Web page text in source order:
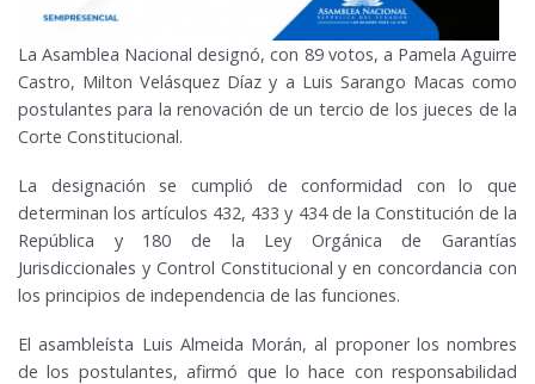
La Asamblea Nacional designó, con 89 votos, a Pamela Aguirre
Castro, Milton Velásquez Díaz y a Luis Sarango Macas como
postulantes para la renovación de un tercio de los jueces de la
Corte Constitucional.
La designación se cumplió de conformidad con lo que
determinan los artículos 432, 433 y 434 de la Constitución de la
República y 180 de la Ley Orgánica de Garantías
Jurisdiccionales y Control Constitucional y en concordancia con
los principios de independencia de las funciones.
El asambleísta Luis Almeida Morán, al proponer los nombres
de los postulantes, afirmó que lo hace con responsabilidad